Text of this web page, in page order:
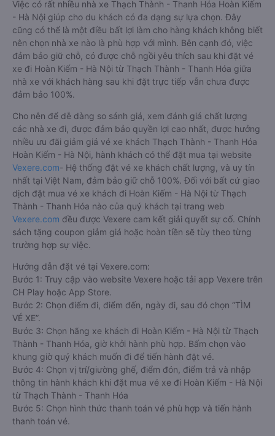
Việc có rất nhiều nhà xe Thạch Thành - Thanh Hóa Hoàn Kiếm
- Hà Nội giúp cho du khách có đa dạng sự lựa chọn. Đây
cũng có thể là một điều bất lợi làm cho hàng khách không biết
nên chọn nhà xe nào là phù hợp với mình. Bên cạnh đó, việc
đảm bảo giữ chỗ, có được chỗ ngồi yêu thích sau khi đặt vé
xe đi Hoàn Kiếm - Hà Nội từ Thạch Thành - Thanh Hóa giữa
nhà xe với khách hàng sau khi đặt trực tiếp vẫn chưa được
đảm bảo 100%.
Cho nên để dễ dàng so sánh giá, xem đánh giá chất lượng
các nhà xe đi, được đảm bảo quyền lợi cao nhất, được hưởng
nhiều ưu đãi giảm giá vé xe khách Thạch Thành - Thanh Hóa
Hoàn Kiếm - Hà Nội, hành khách có thể đặt mua tại website
Vexere.com- Hệ thống đặt vé xe khách chất lượng, và uy tín
nhất tại Việt Nam, đảm bảo giữ chỗ 100%. Đối với bất cứ giao
dịch đặt mua vé xe khách đi Hoàn Kiếm - Hà Nội từ Thạch
Thành - Thanh Hóa nào của quý khách tại trang web
Vexere.com đều được Vexere cam kết giải quyết sự cố. Chính
sách tặng coupon giảm giá hoặc hoàn tiền sẽ tùy theo từng
trường hợp sự việc.
Hướng dẫn đặt vé tại Vexere.com:
Bước 1: Truy cập vào website Vexere hoặc tải app Vexere trên
CH Play hoặc App Store.
Bước 2: Chọn điểm đi, điểm đến, ngày đi, sau đó chọn “TÌM
VÉ XE”.
Bước 3: Chọn hãng xe khách đi Hoàn Kiếm - Hà Nội từ Thạch
Thành - Thanh Hóa, giờ khởi hành phù hợp. Bấm chọn vào
khung giờ quý khách muốn đi để tiến hành đặt vé.
Bước 4: Chọn vị trí/giường ghế, điểm đón, điểm trả và nhập
thông tin hành khách khi đặt mua vé xe đi Hoàn Kiếm - Hà Nội
từ Thạch Thành - Thanh Hóa
Bước 5: Chọn hình thức thanh toán vé phù hợp và tiến hành
thanh toán vé.